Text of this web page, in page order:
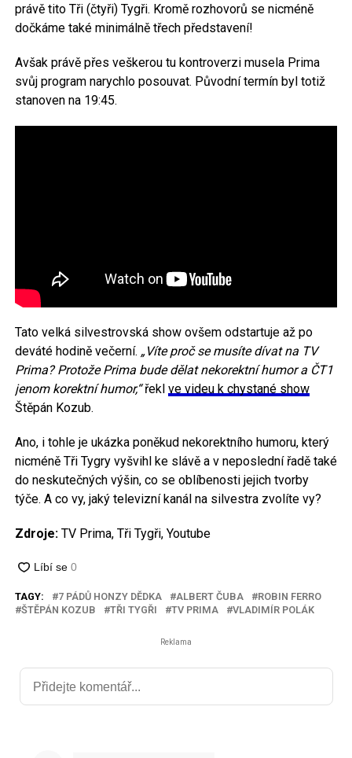
právě tito Tři (čtyři) Tygři. Kromě rozhovorů se nicméně
dočkáme také minimálně třech představení!
Avšak právě přes veškerou tu kontroverzi musela Prima
svůj program narychlo posouvat. Původní termín byl totiž
stanoven na 19:45.
Tato velká silvestrovská show ovšem odstartuje až po
deváté hodině večerní. „Víte proč se musíte dívat na TV
Prima? Protože Prima bude dělat nekorektní humor a ČT1
jenom korektní humor,“řekl ve videu k chystané show
Štěpán Kozub.
Ano, i tohle je ukázka poněkud nekorektního humoru, který
nicméně Tři Tygry vyšvihl ke slávě a v neposlední řadě také
do neskutečných výšin, co se oblíbenosti jejich tvorby
týče. A co vy, jaký televizní kanál na silvestra zvolíte vy?
Zdroje:TV Prima, Tři Tygři, Youtube
TAGY: 7 PÁDŮ HONZY DĚDKA ALBERT ČUBA
ROBIN FERRO
ŠTĚPÁN KOZUB
TŘI TYGŘI TV PRIMA VLADIMÍR POLÁK
Reklama